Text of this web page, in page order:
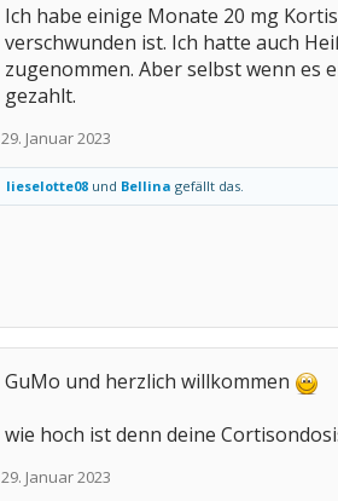
Ich habe einige Monate 20 mg
verschwunden ist. Ich hatte auch
zugenommen. Aber selbst wenn es
gezahlt.
29. Januar 2023
lieselotte08 und Bellina gefällt das.
GuMo und herzlich willkommen
wie hoch ist denn deine
29. Januar 2023